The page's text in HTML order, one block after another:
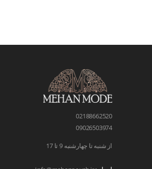
02188662520
09026503974
از شنبه تا چهارشنبه 9 تا 17